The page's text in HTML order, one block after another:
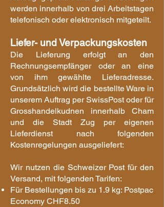
werden innerhalb von drei Arbeitstagen
telefonisch oder elektronisch mitgeteilt.
Liefer- und Verpackungskosten
Die Lieferung erfolgt an den
Rechnungsempfänger oder an eine
von ihm gewählte Lieferadresse.
Grundsätzlich wird die bestellte Ware in
unserem Auftrag perSwissPost oder für
Grosshandelkudnen innerhalb Cham
und die Stadt Zug per eigenen
Lieferdienst nach folgenden
Kostenregelungen ausgeliefert:
Wir nutzen die Schweizer Post für den
Versand, mit folgenden Tarifen:
Für Bestellungen bis zu 1.9 kg: Postpac
Economy CHF8.50